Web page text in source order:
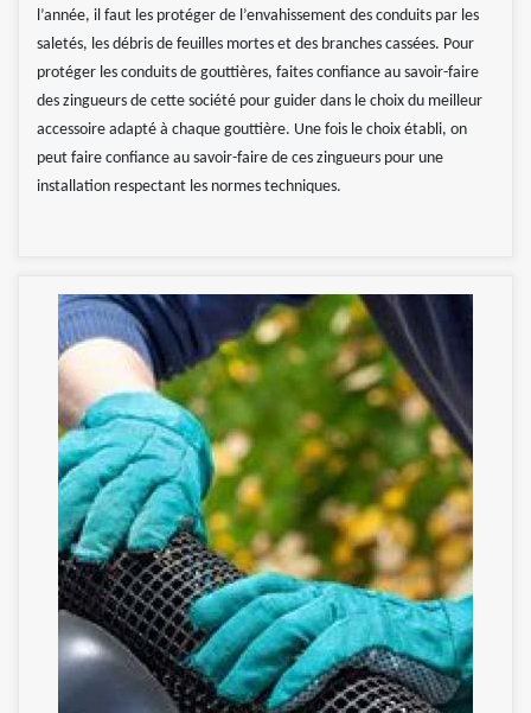
l’année, il faut les protéger de l’envahissement des conduits par les
saletés, les débris de feuilles mortes et des branches cassées. Pour
protéger les conduits de gouttières, faites confiance au savoir-faire
des zingueurs de cette société pour guider dans le choix du meilleur
accessoire adapté à chaque gouttière. Une fois le choix établi, on
peut faire confiance au savoir-faire de ces zingueurs pour une
installation respectant les normes techniques.